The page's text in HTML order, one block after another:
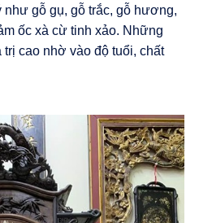
như gỗ gụ, gỗ trắc, gỗ hương,
ốc xà cừ tinh xảo. Những
cao nhờ vào độ tuổi, chất